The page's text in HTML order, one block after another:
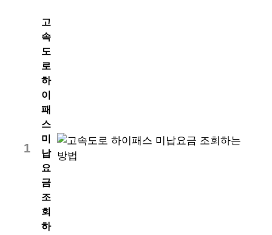
1
고
속
도
로
하
이
패
스
미
납
요
금
조
회
하